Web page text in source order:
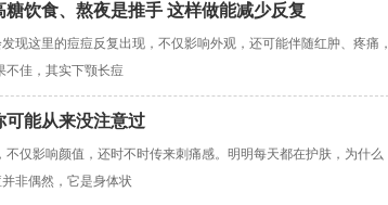
糖饮食、熬夜是推手 这样做能减少反复
这里的痘痘反复出现，不仅影响外观，还可能伴随红肿、疼痛，
不佳，其实下颚长痘
可能从来没注意过
影响颜值，还时不时传来刺痛感。明明每天都在护肤，为什么
非偶然，它是身体状